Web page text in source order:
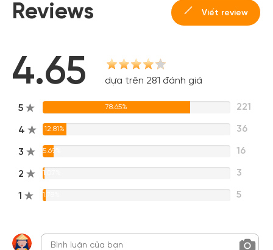
Reviews Viết review
4.65 dựa trên 281 đánh giá
5 78.65% 221
4 12.81% 36
3 5.69% 16
2 1.07% 3
1 1.78% 5